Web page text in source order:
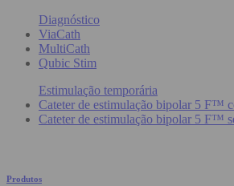
Diagnóstico
ViaCath
MultiCath
Qubic Stim
Estimulação temporária
Cateter de estimulação bipolar 5 F™
Cateter de estimulação bipolar 5 F™
Produtos